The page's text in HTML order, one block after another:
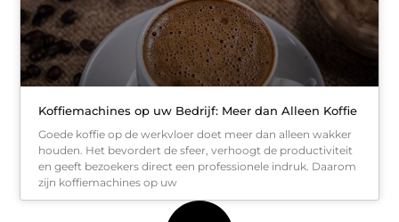
Koffiemachines op uw Bedrijf: Meer dan Alleen Koffie
Goede koffie op de werkvloer doet meer dan alleen wakker
houden. Het bevordert de sfeer, verhoogt de productiviteit
en geeft bezoekers direct een professionele indruk. Daarom
zijn koffiemachines op uw